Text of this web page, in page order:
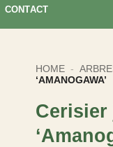
CONTACT
HOME -
‘AMANOGAWA’
Cerisier